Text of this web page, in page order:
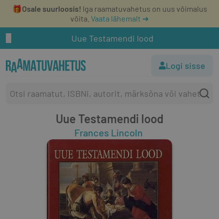
🎁Osale suurloosis! Iga raamatuvahetus on uus võimalus
võita. Vaata lähemalt ➔
Uue Testamendi lood
Logi sisse
Uue Testamendi lood
Frances Lincoln